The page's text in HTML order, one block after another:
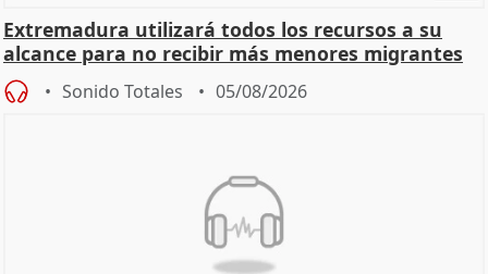
Extremadura utilizará todos los recursos a su
alcance para no recibir más menores migrantes
Sonido Totales 05/08/2026